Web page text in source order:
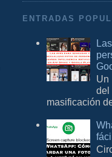
ENTRADAS
Un
del
masificación